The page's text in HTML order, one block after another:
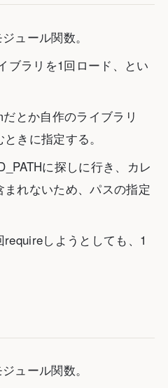
ュール関数。
ブラリを1回ロード、とい
とか自作のライブラリ
きに指定する。
に探しに行き、カレ
れないため、パスの指定
しようとしても、1
ュール関数。